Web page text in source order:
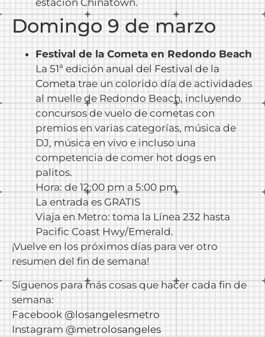
estación Chinatown.
Domingo 9 de marzo
Festival de la Cometa en Redondo Beach
La 51ª edición anual del Festival de la
Cometa trae un colorido día de actividades
al muelle de Redondo Beach, incluyendo
concursos de vuelo de cometas con
premios en varias categorías, música de
DJ, música en vivo e incluso una
competencia de comer hot dogs en
palitos.
Hora: de 12:00 pm a 5:00 pm
La entrada es GRATIS
Viaja en Metro: toma la Línea 232 hasta
Pacific Coast Hwy/Emerald.
¡Vuelve en los próximos días para ver otro
resumen del fin de semana!
Síguenos para más cosas que hacer cada fin de
semana:
Facebook @losangelesmetro
Instagram @metrolosangeles